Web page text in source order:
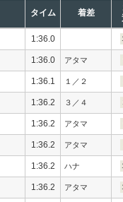
タイム 着差
1:36.0
1:36.0 アタマ
1:36.1 １／２
1:36.2 ３／４
1:36.2 アタマ
1:36.2 アタマ
1:36.2 ハナ
1:36.2 アタマ